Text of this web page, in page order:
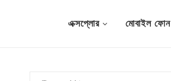
এক্সপ্লোর মোবাইল ফোন